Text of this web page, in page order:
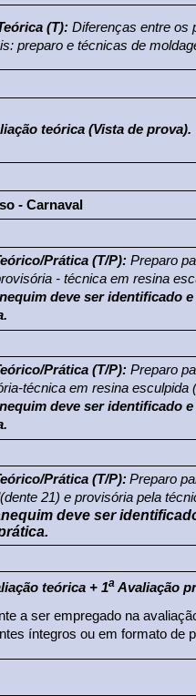
(T): Diferenças entre os
preparo e técnicas de
teórica (Vista de prova).
- Carnaval
Prática (T/P): Preparo
- técnica em resina
deve ser identificado
Prática (T/P): Preparo
técnica em resina esculpida
deve ser identificado
Prática (T/P):Preparo
(dente 21) e provisória pela
deve ser
teórica + 1a Avaliação
a ser empregado na
íntegros ou em formato de